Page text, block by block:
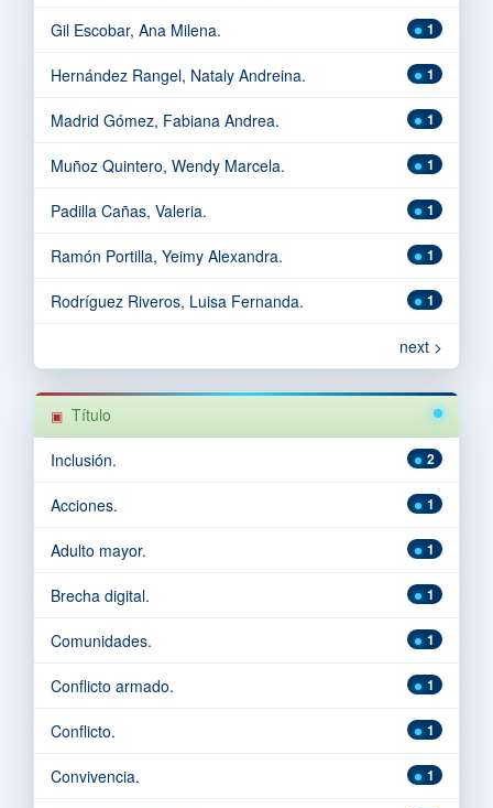
1
Gil Escobar, Ana Milena.
1
Hernández Rangel, Nataly Andreina.
1
Madrid Gómez, Fabiana Andrea.
1
Muñoz Quintero, Wendy Marcela.
1
Padilla Cañas, Valeria.
1
Ramón Portilla, Yeimy Alexandra.
1
Rodríguez Riveros, Luisa Fernanda.
next >
Título
2
Inclusión.
1
Acciones.
1
Adulto mayor.
1
Brecha digital.
1
Comunidades.
1
Conflicto armado.
1
Conflicto.
1
Convivencia.